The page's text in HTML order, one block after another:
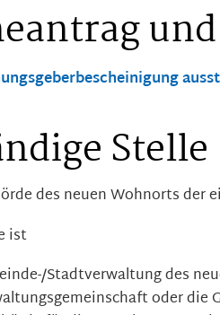
Stelle
des neuen Wohnorts der
ist
Stadtverwaltung des
oder die